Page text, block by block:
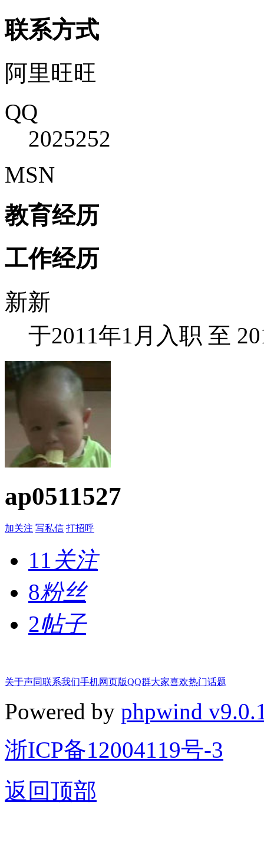
联系方式
阿里旺旺
QQ
2025252
MSN
教育经历
工作经历
新新
于2011年1月入职 至
ap0511527
加关注 写私信 打招呼
11 关注
8粉丝
2帖子
关于声同联系我们手机网页版QQ群大家喜欢热门话题
Powered by phpwind
浙ICP备12004119号-3
返回顶部